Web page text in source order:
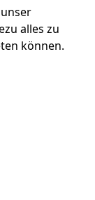
alles zu
können.